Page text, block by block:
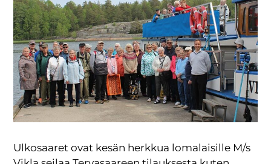
Ulkosaaret ovat kesän herkkua lomalaisille M/s